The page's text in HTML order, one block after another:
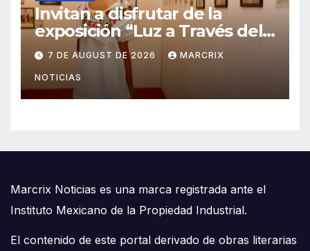
Invitan a disfrutar de la
exposición “Luz a Través del
Tiempo” en Isla Mujeres
7 DE AUGUST DE 2026 MARCRIX
NOTICIAS
Marcrix Noticias es una marca registrada ante el
Instituto Mexicano de la Propiedad Industrial.
El contenido de este portal derivado de obras literarias